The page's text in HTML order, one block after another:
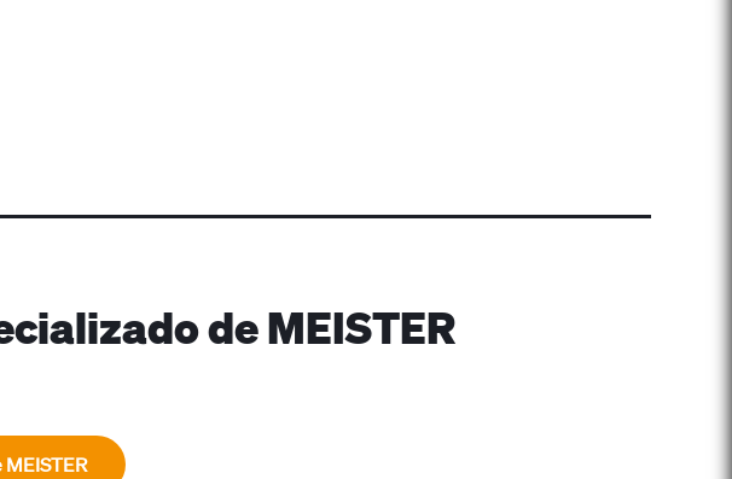
de MEISTER